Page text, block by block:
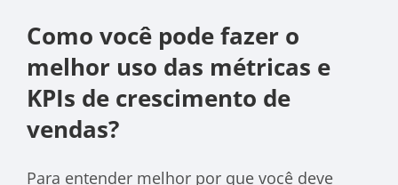
Como você pode fazer o
melhor uso das métricas e
KPIs de crescimento de
vendas?
Para entender melhor por que você deve